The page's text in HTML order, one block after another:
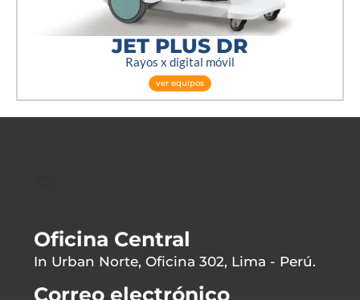
JET PLUS DR
Rayos x digital móvil
ver equipos
Oficina Central
In Urban Norte, Oficina 302, Lima - Perú.
Correo electrónico